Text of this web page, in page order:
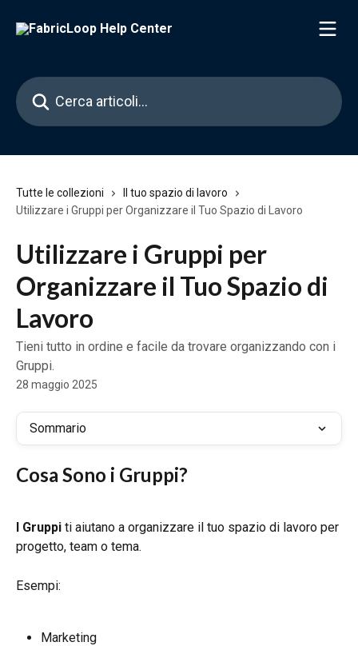
Cerca articoli…
Tutte le collezioni
Il tuo spazio di lavoro
Utilizzare i Gruppi per Organizzare il Tuo Spazio di Lavoro
Utilizzare i Gruppi per
Organizzare il Tuo Spazio di
Lavoro
Tieni tutto in ordine e facile da trovare organizzando con i
Gruppi.
28 maggio 2025
Sommario
Cosa Sono i Gruppi?
I Gruppi ti aiutano a organizzare il tuo spazio di lavoro per
progetto, team o tema.
Esempi:
Marketing